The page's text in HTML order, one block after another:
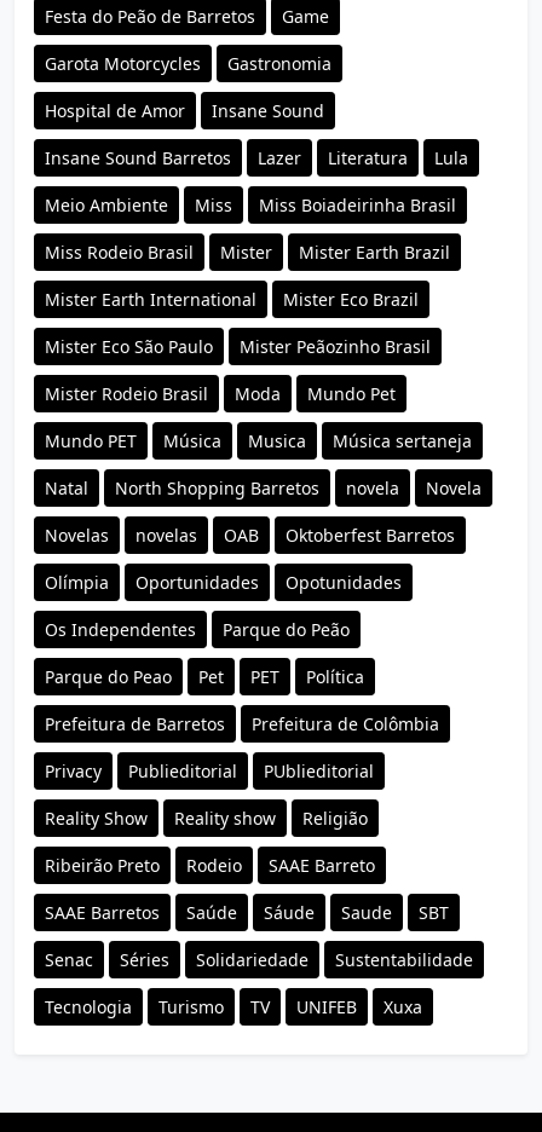
Festa do Peão de Barretos Game
Garota Motorcycles Gastronomia
Hospital de Amor Insane Sound
Insane Sound Barretos Lazer Literatura Lula
Meio Ambiente Miss Miss Boiadeirinha Brasil
Miss Rodeio Brasil Mister Mister Earth Brazil
Mister Earth International Mister Eco Brazil
Mister Eco São Paulo Mister Peãozinho Brasil
Mister Rodeio Brasil Moda Mundo Pet
Mundo PET Música Musica Música sertaneja
Natal North Shopping Barretos novela Novela
Novelas novelas OAB Oktoberfest Barretos
Olímpia Oportunidades Opotunidades
Os Independentes Parque do Peão
Parque do Peao Pet PET Política
Prefeitura de Barretos Prefeitura de Colômbia
Privacy Publieditorial PUblieditorial
Reality Show Reality show Religião
Ribeirão Preto Rodeio SAAE Barreto
SAAE Barretos Saúde Sáude Saude SBT
Senac Séries Solidariedade Sustentabilidade
Tecnologia Turismo TV UNIFEB Xuxa